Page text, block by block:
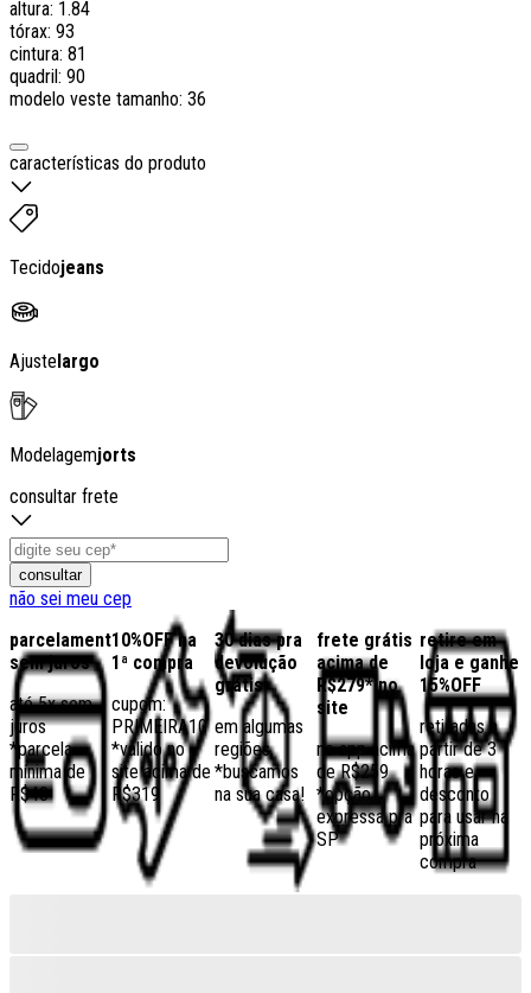
altura: 1.84
tórax: 93
cintura: 81
quadril: 90
modelo veste tamanho: 36
características do produto
Tecidojeans
Ajustelargo
Modelagemjorts
consultar frete
consultar
não sei meu cep
parcelamento
sem juros
até 5x sem
juros
*parcela
mínima de
R$40
10%OFF na
1ª compra
cupom:
PRIMEIRA10
*válido no
site acima de
R$319
30 dias pra
devolução
grátis
em algumas
regiões,
*buscamos
na sua casa!
frete grátis
acima de
R$279* no
site
no app acima
de R$259
*opção
expressa pra
SP
retire em
loja e ganhe
15%OFF
retiradas a
partir de 3
horas e
desconto
para usar na
próxima
compra